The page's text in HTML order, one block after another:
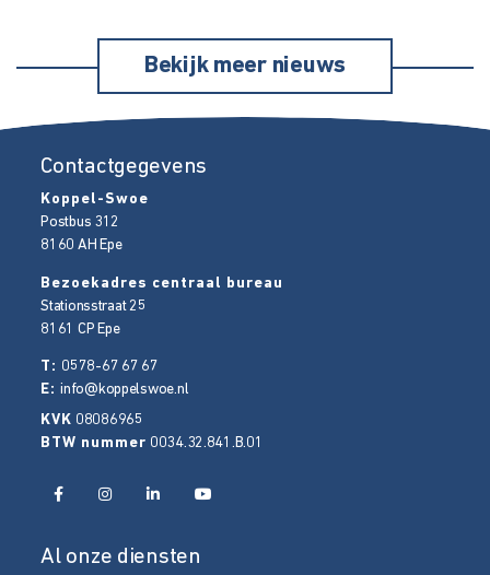
Bekijk meer nieuws
Contactgegevens
Koppel-Swoe
Postbus 312
8160 AH Epe
Bezoekadres centraal bureau
Stationsstraat 25
8161 CP Epe
T: 0578-67 67 67
E:info@koppelswoe.nl
KVK 08086965
BTW nummer 0034.32.841.B.01
Al onze diensten